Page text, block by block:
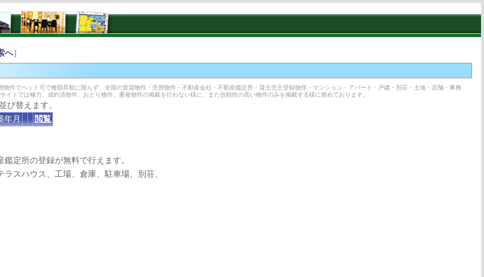
へ］
でペット可で種類昇順に限らず、全国の賃貸物件・売買物件・不動産会社・不動産鑑定所・貸主売主登録物件・マンション・アパート・戸建・別荘・土地・店舗・事務
トでは極力、成約済物件、おとり物件、重複物件の掲載を行わない様に、また信頼性の高い物件のみを掲載する様に努めております。
び替えます。
年月 閲覧
定所の登録が無料で行えます。
スハウス、工場、倉庫、駐車場、別荘、